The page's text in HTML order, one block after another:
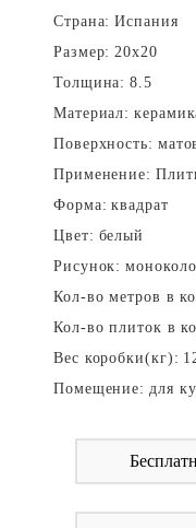
Страна: Испания
Размер: 20x20
Толщина: 8.5
Материал:
Поверхность:
Применение:
Форма: квадрат
Цвет: белый
Рисунок:
Кол-во метров в
Кол-во плиток в
Вес коробки(кг):
Помещение: для